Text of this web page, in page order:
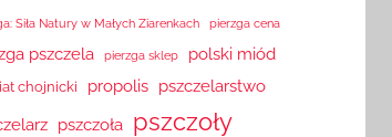
Siła Natury w Małych Ziarenkach pierzga cena
pszczela pierzga sklep polski miód
chojnicki propolis pszczelarstwo
pszczoła pszczoły